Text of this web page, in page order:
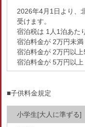
2026年4月1日より、
受けます。
宿泊税は 1人1泊あた
宿泊料金が 2万円未満
宿泊料金が 2万円以
宿泊料金が 5万円以上
■子供料金規定
小学生[大人に準ずる]